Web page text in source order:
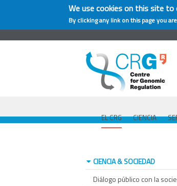
We use cookies on this site to
By clicking any link on this page you
EL CRG CIENCIA
CIENCIA & SOCIEDAD
Diálogo público con la